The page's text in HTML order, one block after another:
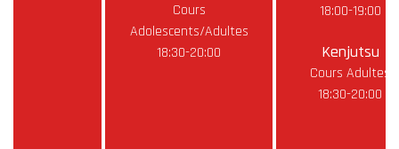
Cours
Adolescents/Adultes
18:30-20:00
18:00-19:00
Kenjutsu
Cours Adultes
18:30-20:00